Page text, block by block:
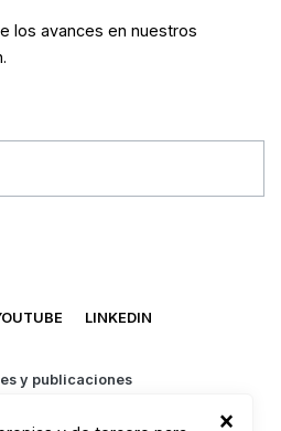
los avances en nuestros
LINKEDIN
y publicaciones
×